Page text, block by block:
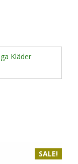
Kläder
SALE!